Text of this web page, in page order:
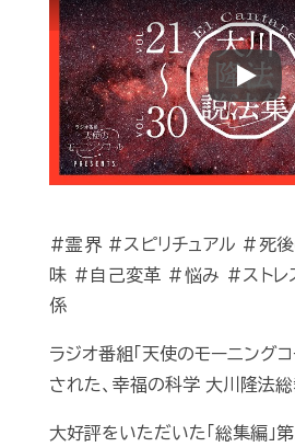
Play
#霊界 #スピリチュアル #死
味 #自己変革 #悩み #スト
係
ラジオ番組「天使のモーニング
された、幸福の科学 大川隆法総
大好評をいただいた「総集編」第